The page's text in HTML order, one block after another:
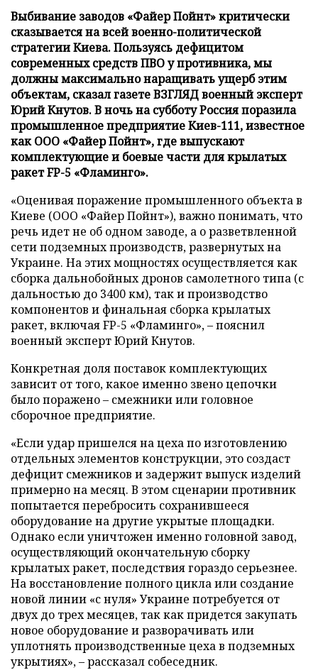
Выбивание заводов «Файер Пойнт» критически
сказывается на всей военно-политической
стратегии Киева. Пользуясь дефицитом
современных средств ПВО у противника, мы
должны максимально наращивать ущерб этим
объектам, сказал газете ВЗГЛЯД военный эксперт
Юрий Кнутов. В ночь на субботу Россия поразила
промышленное предприятие Киев-111, известное
как ООО «Файер Пойнт», где выпускают
комплектующие и боевые части для крылатых
ракет FP-5 «Фламинго».
«Оценивая поражение промышленного объекта в
Киеве (ООО «Файер Пойнт»), важно понимать, что
речь идет не об одном заводе, а о разветвленной
сети подземных производств, развернутых на
Украине. На этих мощностях осуществляется как
сборка дальнобойных дронов самолетного типа (с
дальностью до 3400 км), так и производство
компонентов и финальная сборка крылатых
ракет, включая FP-5 «Фламинго», – пояснил
военный эксперт Юрий Кнутов.
Конкретная доля поставок комплектующих
зависит от того, какое именно звено цепочки
было поражено – смежники или головное
сборочное предприятие.
«Если удар пришелся на цеха по изготовлению
отдельных элементов конструкции, это создаст
дефицит смежников и задержит выпуск изделий
примерно на месяц. В этом сценарии противник
попытается перебросить сохранившееся
оборудование на другие укрытые площадки.
Однако если уничтожен именно головной завод,
осуществляющий окончательную сборку
крылатых ракет, последствия гораздо серьезнее.
На восстановление полного цикла или создание
новой линии «с нуля» Украине потребуется от
двух до трех месяцев, так как придется закупать
новое оборудование и разворачивать или
уплотнять производственные цеха в подземных
укрытиях», – рассказал собеседник.